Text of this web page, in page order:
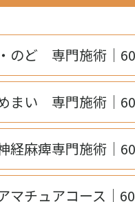
・のど 専門施術｜
めまい 専門施術｜
神経麻痺専門施術
マチュアコース｜